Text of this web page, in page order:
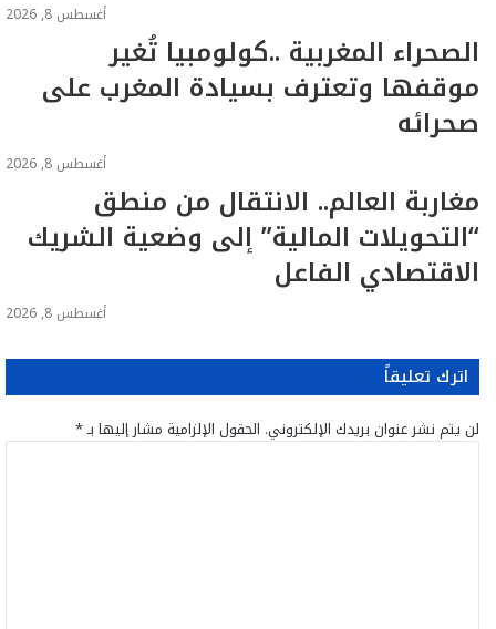
أغسطس 8, 2026
الصحراء المغربية ..كولومبيا تُغير
موقفها وتعترف بسيادة المغرب على
صحرائه
أغسطس 8, 2026
مغاربة العالم.. الانتقال من منطق
“التحويلات المالية” إلى وضعية الشريك
الاقتصادي الفاعل
أغسطس 8, 2026
اترك تعليقاً
لن يتم نشر عنوان بريدك الإلكتروني. الحقول الإلزامية مشار إليها بـ*